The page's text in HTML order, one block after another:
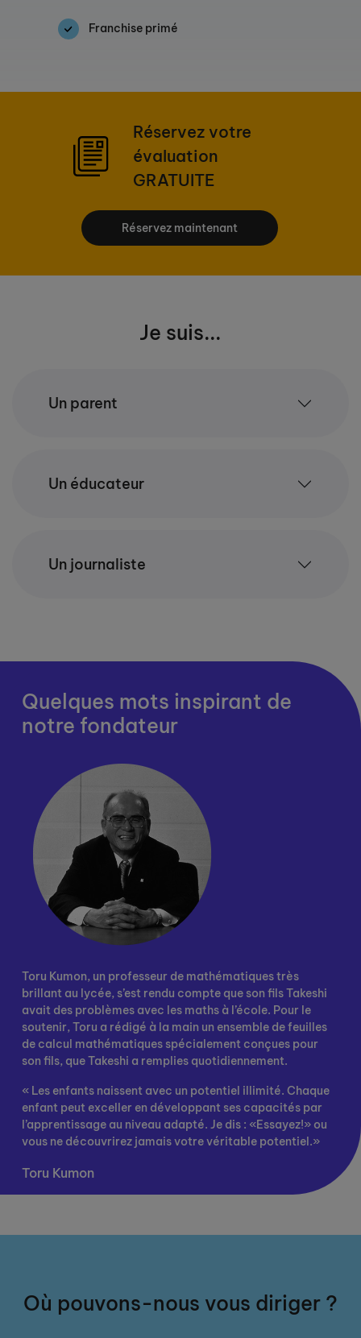
Franchise primé
Réservez votre
évaluation
GRATUITE
Réservez maintenant
Je suis...
Un parent
Un éducateur
Un journaliste
Quelques mots inspirant de
notre fondateur
Toru Kumon, un professeur de mathématiques très
brillant au lycée, s’est rendu compte que son fils Takeshi
avait des problèmes avec les maths à l’école. Pour le
soutenir, Toru a rédigé à la main un ensemble de feuilles
de calcul mathématiques spécialement conçues pour
son fils, que Takeshi a remplies quotidiennement.
« Les enfants naissent avec un potentiel illimité. Chaque
enfant peut exceller en développant ses capacités par
l’apprentissage au niveau adapté. Je dis : «Essayez!» ou
vous ne découvrirez jamais votre véritable potentiel.»
Toru Kumon
Où pouvons-nous vous diriger ?